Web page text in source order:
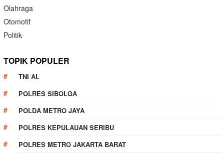
Olahraga
Otomotif
Politik
TOPIK POPULER
TNI AL
POLRES SIBOLGA
POLDA METRO JAYA
POLRES KEPULAUAN SERIBU
POLRES METRO JAKARTA BARAT